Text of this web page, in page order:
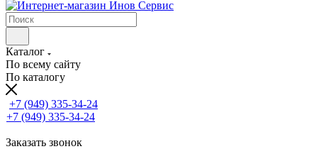
Каталог
По всему сайту
По каталогу
+7 (949) 335-34-24
+7 (949) 335-34-24
Заказать звонок